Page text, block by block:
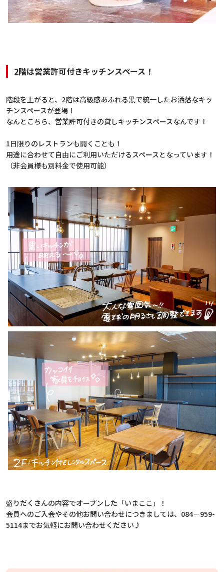
2階は営業許可付きキッチンスペース！
階段を上がると、2階は高級感あふれる黒で統一したお洒落なキッ
チンスペースが登場！
なんとこちら、営業許可付きの貸しキッチンスペースなんです！
1日限りのレストランも開くことも！
用途に合わせて自由にご利用いただけるスペースとなっています！
（非会員様も別料金で使用可能）
盛りだくさんの内容でオープンした「いまここ」！
会員へのご入会やその他お問い合わせにつきましては、084－959-
5114までお気軽にお問い合わせください♪